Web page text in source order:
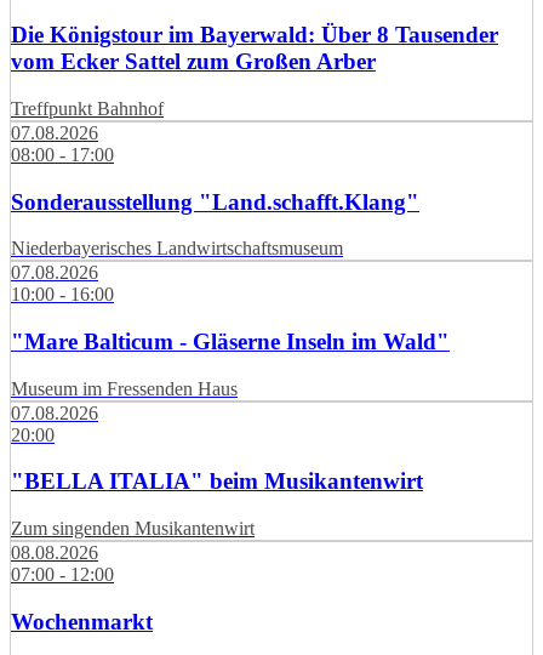
Die Königstour im Bayerwald: Über 8 Tausender
vom Ecker Sattel zum Großen Arber
Treffpunkt Bahnhof
07.08.2026
08:00 - 17:00
Sonderausstellung "Land.schafft.Klang"
Niederbayerisches Landwirtschaftsmuseum
07.08.2026
10:00 - 16:00
"Mare Balticum - Gläserne Inseln im Wald"
Museum im Fressenden Haus
07.08.2026
20:00
"BELLA ITALIA" beim Musikantenwirt
Zum singenden Musikantenwirt
08.08.2026
07:00 - 12:00
Wochenmarkt